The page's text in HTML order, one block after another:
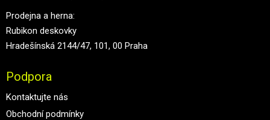
Prodejna a herna:
Rubikon deskovky
Hradešínská 2144/47, 101, 00 Praha
Podpora
Kontaktujte nás
Obchodní podmínky